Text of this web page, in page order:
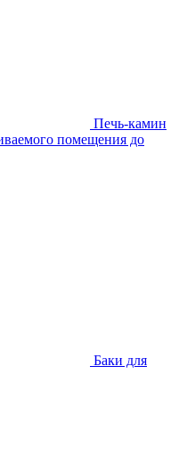
Печь-камин
помещения до
Баки для